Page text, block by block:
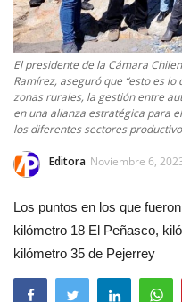
El presidente de la Cámara
Ramírez, aseguró que “esto es
zonas rurales, la gestión entre
en una alianza estratégica para
los diferentes sectores
Editora Noviembre 6,
Los puntos en los que
kilómetro 18 El Peñasco,
kilómetro 35 de Pejerrey